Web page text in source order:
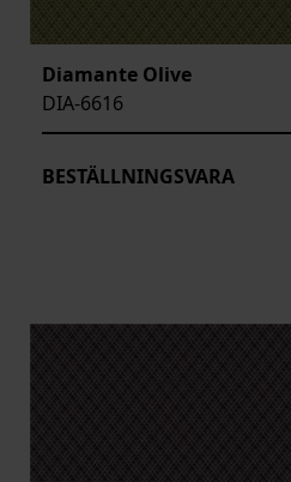
Diamante Olive
DIA-6616
BESTÄLLNINGSVARA